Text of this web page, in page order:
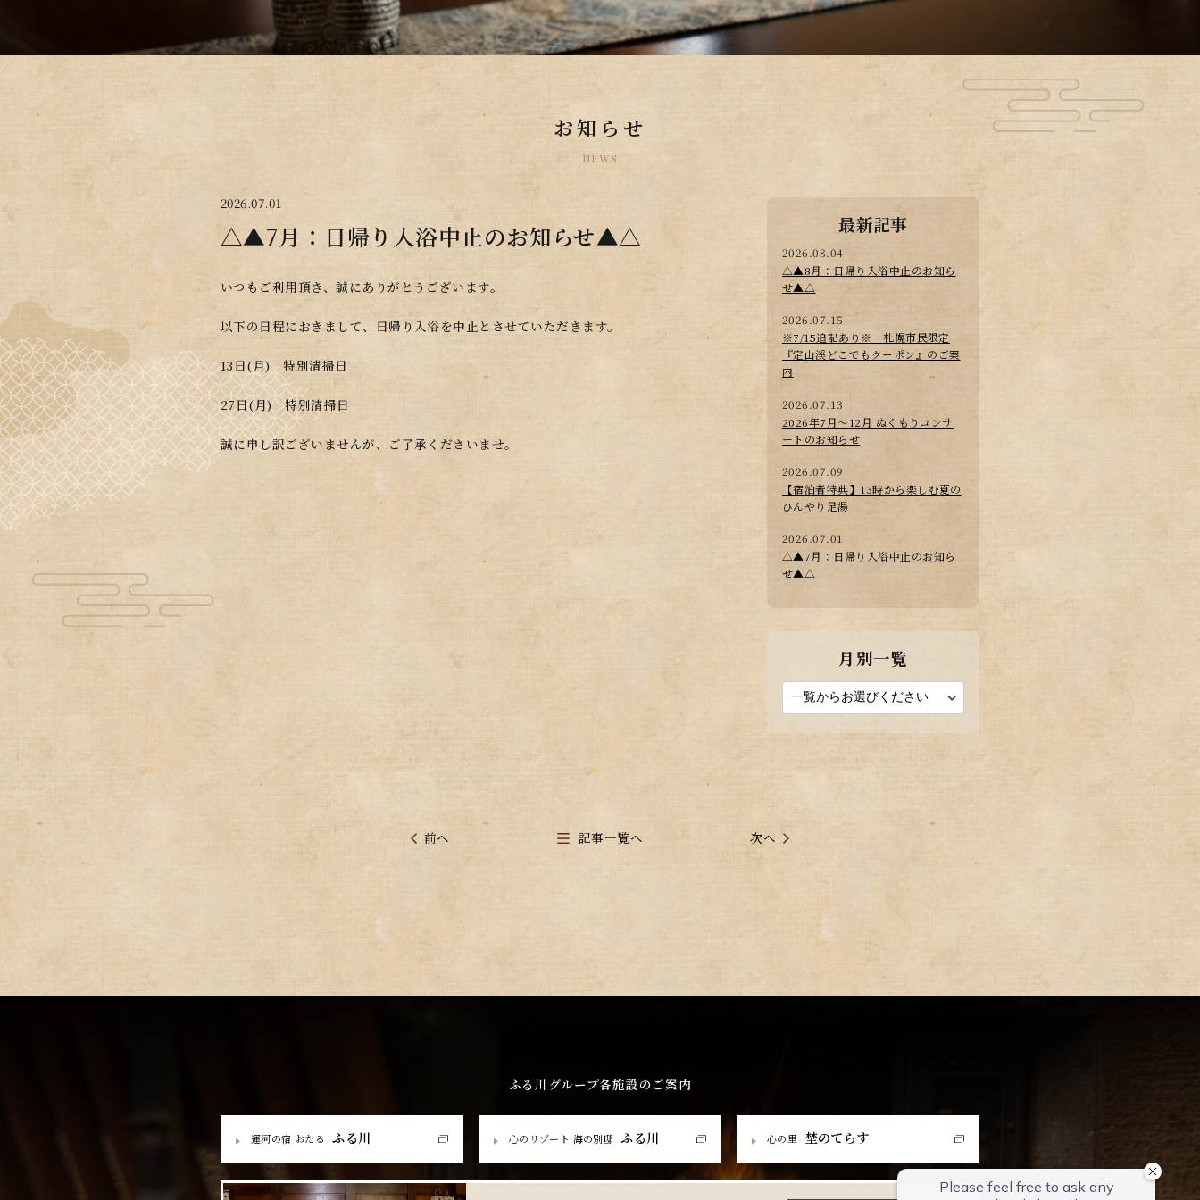
お知らせ
NEWS
2026.07.01
△▲7月：日帰り入浴中止のお知らせ▲△
いつもご利用頂き、誠にありがとうございます。
以下の日程におきまして、日帰り入浴を中止とさせていただきます。
13日(月) 特別清掃日
27日(月) 特別清掃日
誠に申し訳ございませんが、ご了承くださいませ。
最新記事
2026.08.04
△▲8月：日帰り入浴中止のお知ら
せ▲△
2026.07.15
※7/15追記あり※ 札幌市民限定
『定山渓どこでもクーポン』のご案
内
2026.07.13
2026年7月～12月 ぬくもりコンサ
ートのお知らせ
2026.07.09
【宿泊者特典】13時から楽しむ夏の
ひんやり足湯
2026.07.01
△▲7月：日帰り入浴中止のお知ら
せ▲△
月別一覧
前へ 記事一覧へ 次へ
ふる川グループ各施設のご案内
運河の宿 おたる ふる川 心のリゾート 海の別邸 ふる川 心の里 埜のてらす